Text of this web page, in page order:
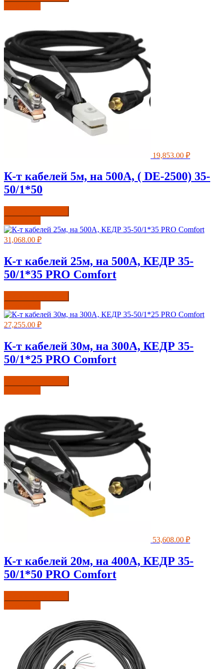
19,853.00 ₽
К-т кабелей 5м, на 500А, ( DE-2500) 35-
50/1*50
31,068.00 ₽
К-т кабелей 25м, на 500А, КЕДР 35-
50/1*35 PRO Comfort
27,255.00 ₽
К-т кабелей 30м, на 300А, КЕДР 35-
50/1*25 PRO Comfort
53,608.00 ₽
К-т кабелей 20м, на 400А, КЕДР 35-
50/1*50 PRO Comfort